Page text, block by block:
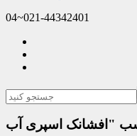
04~021-44342401